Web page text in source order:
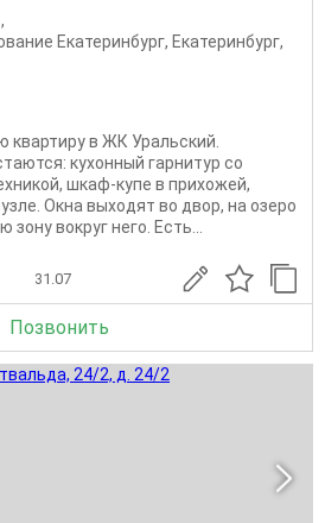
,
Екатеринбург, Екатеринбург,
квартиру в ЖК Уральский.
кухонный гарнитур со
шкаф-купе в прихожей,
Окна выходят во двор, на озеро
вокруг него. Есть...
31.07
Позвонить